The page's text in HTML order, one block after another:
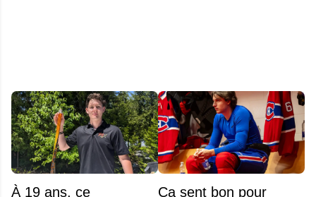
À 19 ans, ce Ça sent bon pour